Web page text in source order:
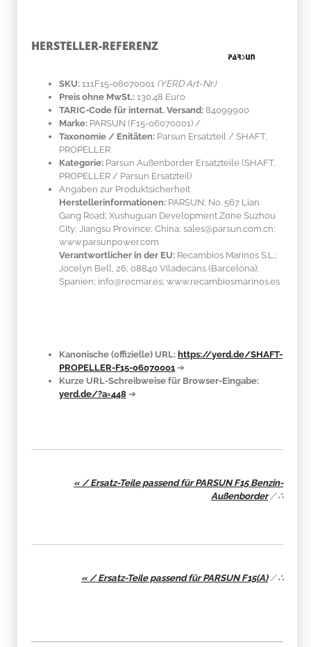
HERSTELLER-REFERENZ
SKU: 111F15-06070001 (YERD Art-Nr.)
Preis ohne MwSt.: 130.48 Euro
TARIC-Code für internat. Versand: 84099900
Marke: PARSUN (F15-06070001) /
Taxonomie / Enitäten: Parsun Ersatzteil / SHAFT,
PROPELLER
Kategorie: Parsun Außenborder Ersatzteile (SHAFT,
PROPELLER / Parsun Ersatzteil)
Angaben zur Produktsicherheit
Herstellerinformationen: PARSUN; No. 567 Lian
Gang Road; Xushuguan Development Zone Suzhou
City; Jiangsu Province; China; sales@parsun.com.cn;
www.parsunpower.com
Verantwortlicher in der EU: Recambios Marinos S.L.;
Jocelyn Bell, 26; 08840 Viladecans (Barcelona);
Spanien; info@recmar.es; www.recambiosmarinos.es
Kanonische (offizielle) URL: https://yerd.de/SHAFT-
PROPELLER-F15-06070001 ➔
Kurze URL-Schreibweise für Browser-Eingabe:
yerd.de/?a=448 ➔
« / Ersatz-Teile passend für PARSUN F15 Benzin-
Außenborder/∴
« / Ersatz-Teile passend für PARSUN F15(A)/∴